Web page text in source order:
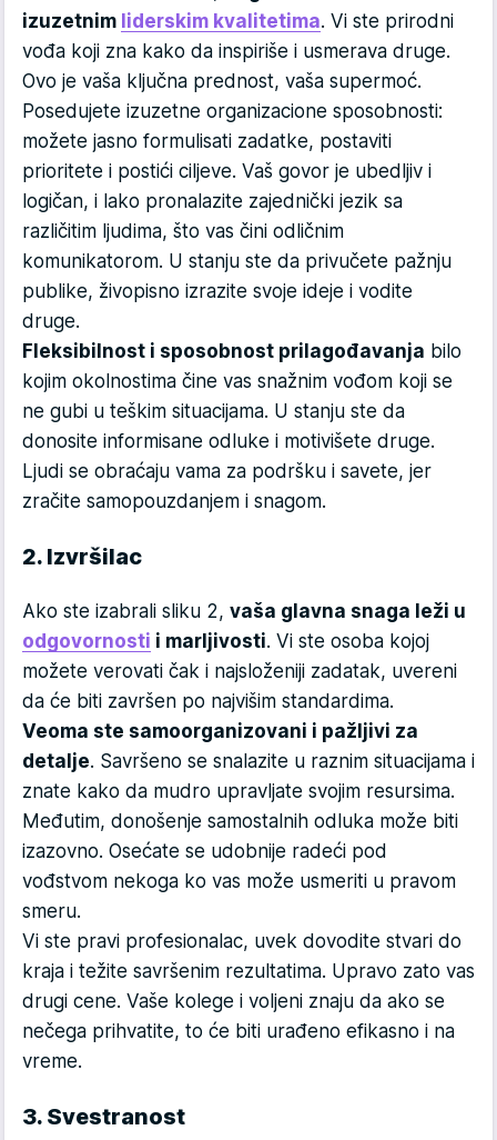
izuzetnim liderskim kvalitetima. Vi ste prirodni
vođa koji zna kako da inspiriše i usmerava druge.
Ovo je vaša ključna prednost, vaša supermoć.
Posedujete izuzetne organizacione sposobnosti:
možete jasno formulisati zadatke, postaviti
prioritete i postići ciljeve. Vaš govor je ubedljiv i
logičan, i lako pronalazite zajednički jezik sa
različitim ljudima, što vas čini odličnim
komunikatorom. U stanju ste da privučete pažnju
publike, živopisno izrazite svoje ideje i vodite
druge.
Fleksibilnost i sposobnost prilagođavanja bilo
kojim okolnostima čine vas snažnim vođom koji se
ne gubi u teškim situacijama. U stanju ste da
donosite informisane odluke i motivišete druge.
Ljudi se obraćaju vama za podršku i savete, jer
zračite samopouzdanjem i snagom.
2. Izvršilac
Ako ste izabrali sliku 2, vaša glavna snaga leži u
odgovornosti i marljivosti. Vi ste osoba kojoj
možete verovati čak i najsloženiji zadatak, uvereni
da će biti završen po najvišim standardima.
Veoma ste samoorganizovani i pažljivi za
detalje. Savršeno se snalazite u raznim situacijama i
znate kako da mudro upravljate svojim resursima.
Međutim, donošenje samostalnih odluka može biti
izazovno. Osećate se udobnije radeći pod
vođstvom nekoga ko vas može usmeriti u pravom
smeru.
Vi ste pravi profesionalac, uvek dovodite stvari do
kraja i težite savršenim rezultatima. Upravo zato vas
drugi cene. Vaše kolege i voljeni znaju da ako se
nečega prihvatite, to će biti urađeno efikasno i na
vreme.
3. Svestranost